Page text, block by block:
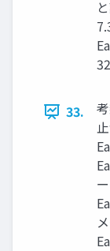
32
33.